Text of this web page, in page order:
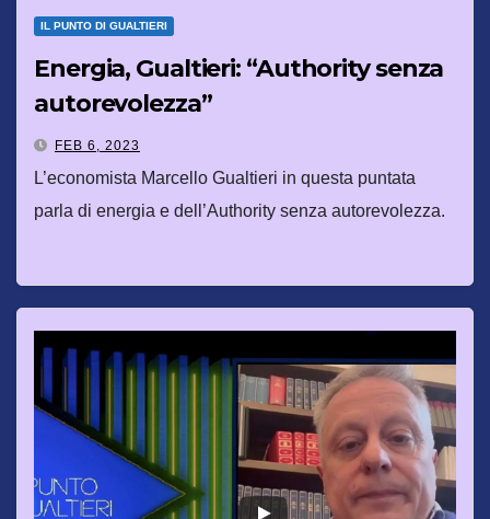
IL PUNTO DI GUALTIERI
Energia, Gualtieri: “Authority senza
autorevolezza”
FEB 6, 2023
L’economista Marcello Gualtieri in questa puntata
parla di energia e dell’Authority senza autorevolezza.